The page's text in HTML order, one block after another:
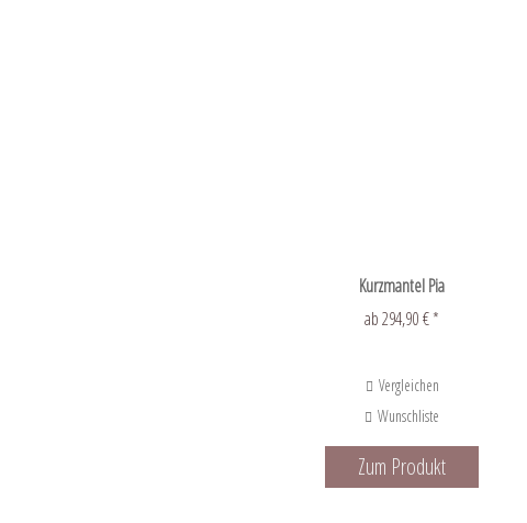
Kurzmantel Pia
ab 294,90 € *
Vergleichen
Wunschliste
Zum Produkt